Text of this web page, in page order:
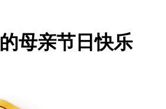
母亲节日快乐